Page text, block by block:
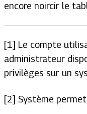
encore noircir le
[1] Le compte
administrateur
privilèges sur un
[2] Système